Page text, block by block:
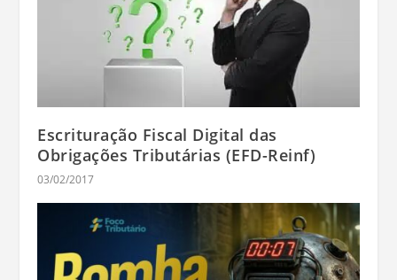
Escrituração Fiscal Digital das
Obrigações Tributárias (EFD-Reinf)
03/02/2017